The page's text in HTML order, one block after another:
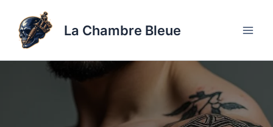
contenu
La Chambre Bleue